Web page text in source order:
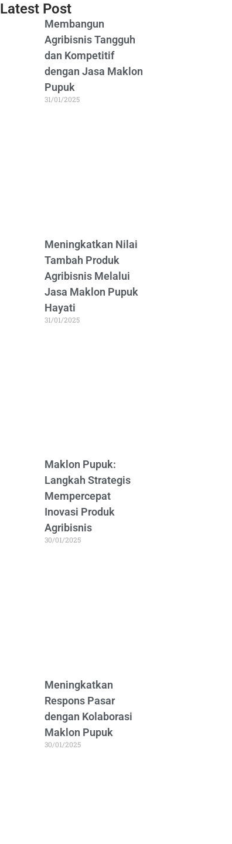
Latest Post
Membangun
Agribisnis Tangguh
dan Kompetitif
dengan Jasa Maklon
Pupuk
31/01/2025
Meningkatkan Nilai
Tambah Produk
Agribisnis Melalui
Jasa Maklon Pupuk
Hayati
31/01/2025
Maklon Pupuk:
Langkah Strategis
Mempercepat
Inovasi Produk
Agribisnis
30/01/2025
Meningkatkan
Respons Pasar
dengan Kolaborasi
Maklon Pupuk
30/01/2025